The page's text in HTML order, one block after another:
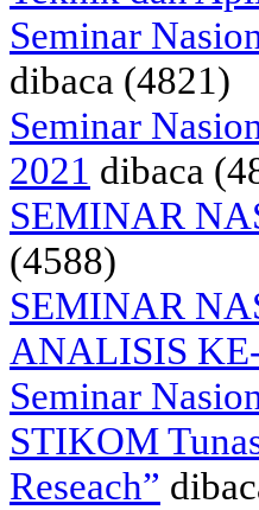
Seminar
dibaca (4821)
Seminar
2021 dibaca
SEMINAR
(4588)
SEMINAR
ANALISIS
Seminar
STIKOM
Reseach”